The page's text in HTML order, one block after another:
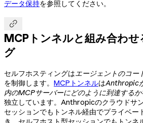
データ保持を参照してください。

MCPトンネルと組み合わ
グ
セルフホスティングはエージェントのコー
を制御します。 MCPトンネルはAnthropic
内のMCPサーバーにどのように到達するか
独立しています。Anthropicのクラウドサ
セッションでもトンネル経由でプライベー